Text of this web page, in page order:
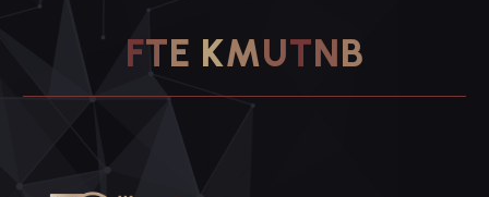
FTE KMUTNB